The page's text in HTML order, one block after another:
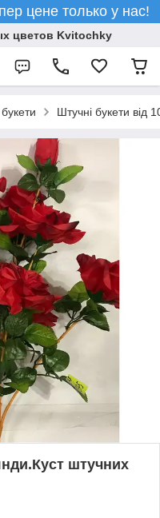
цене только у нас!
цветов Kvitochky
Штучні букети від
штучних